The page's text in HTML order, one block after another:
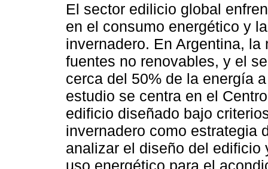
El sector edilicio global
en el consumo energético y
invernadero. En Argentina,
fuentes no renovables, y el
cerca del 50% de la energía
estudio se centra en el
edificio diseñado bajo
invernadero como estrategia
analizar el diseño del edificio
uso energético para el